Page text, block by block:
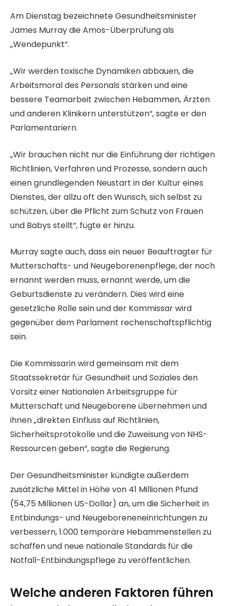
Am Dienstag bezeichnete Gesundheitsminister
James Murray die Amos-Überprüfung als
„Wendepunkt“.
„Wir werden toxische Dynamiken abbauen, die
Arbeitsmoral des Personals stärken und eine
bessere Teamarbeit zwischen Hebammen, Ärzten
und anderen Klinikern unterstützen“, sagte er den
Parlamentariern.
„Wir brauchen nicht nur die Einführung der richtigen
Richtlinien, Verfahren und Prozesse, sondern auch
einen grundlegenden Neustart in der Kultur eines
Dienstes, der allzu oft den Wunsch, sich selbst zu
schützen, über die Pflicht zum Schutz von Frauen
und Babys stellt“, fügte er hinzu.
Murray sagte auch, dass ein neuer Beauftragter für
Mutterschafts- und Neugeborenenpflege, der noch
ernannt werden muss, ernannt werde, um die
Geburtsdienste zu verändern. Dies wird eine
gesetzliche Rolle sein und der Kommissar wird
gegenüber dem Parlament rechenschaftspflichtig
sein.
Die Kommissarin wird gemeinsam mit dem
Staatssekretär für Gesundheit und Soziales den
Vorsitz einer Nationalen Arbeitsgruppe für
Mutterschaft und Neugeborene übernehmen und
ihnen „direkten Einfluss auf Richtlinien,
Sicherheitsprotokolle und die Zuweisung von NHS-
Ressourcen geben“, sagte die Regierung.
Der Gesundheitsminister kündigte außerdem
zusätzliche Mittel in Höhe von 41 Millionen Pfund
(54,75 Millionen US-Dollar) an, um die Sicherheit in
Entbindungs- und Neugeboreneneinrichtungen zu
verbessern, 1.000 temporäre Hebammenstellen zu
schaffen und neue nationale Standards für die
Notfall-Entbindungspflege zu veröffentlichen.
Welche anderen Faktoren führen